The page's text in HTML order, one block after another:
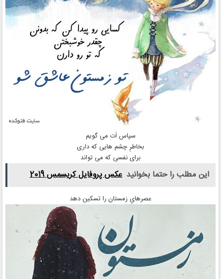
سپاس اَت می گویم
بخاطرِ چشم هایی که داری
برای نفسی که می تواند
این مطلب را حتما بخوانید عکس پروفایل کریسمس 2019
عصرهایِ زمستان را تسکین دهد